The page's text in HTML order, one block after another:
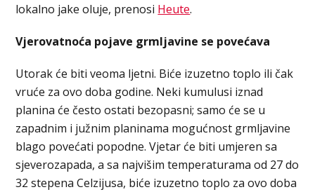
lokalno jake oluje, prenosi Heute.
Vjerovatnoća pojave grmljavine se povećava
Utorak će biti veoma ljetni. Biće izuzetno toplo ili čak
vruće za ovo doba godine. Neki kumulusi iznad
planina će često ostati bezopasni; samo će se u
zapadnim i južnim planinama mogućnost grmljavine
blago povećati popodne. Vjetar će biti umjeren sa
sjeverozapada, a sa najvišim temperaturama od 27 do
32 stepena Celzijusa, biće izuzetno toplo za ovo doba